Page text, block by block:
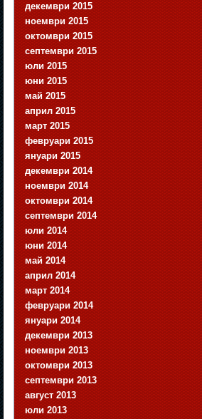
декември 2015
ноември 2015
октомври 2015
септември 2015
юли 2015
юни 2015
май 2015
април 2015
март 2015
февруари 2015
януари 2015
декември 2014
ноември 2014
октомври 2014
септември 2014
юли 2014
юни 2014
май 2014
април 2014
март 2014
февруари 2014
януари 2014
декември 2013
ноември 2013
октомври 2013
септември 2013
август 2013
юли 2013